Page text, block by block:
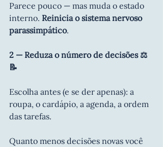
Parece pouco — mas muda o estado
interno. Reinicia o sistema nervoso
parassimpático.
2 — Reduza o número de decisões ⚖️
📝
Escolha antes (e se der apenas): a
roupa, o cardápio, a agenda, a ordem
das tarefas.
Quanto menos decisões novas você